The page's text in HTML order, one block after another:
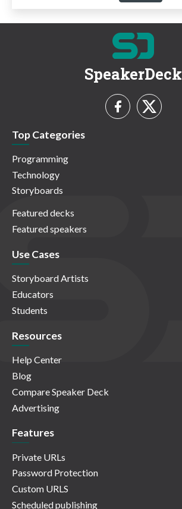
SpeakerDeck
Top Categories
Programming
Technology
Storyboards
Featured decks
Featured speakers
Use Cases
Storyboard Artists
Educators
Students
Resources
Help Center
Blog
Compare Speaker Deck
Advertising
Features
Private URLs
Password Protection
Custom URLS
Scheduled publishing